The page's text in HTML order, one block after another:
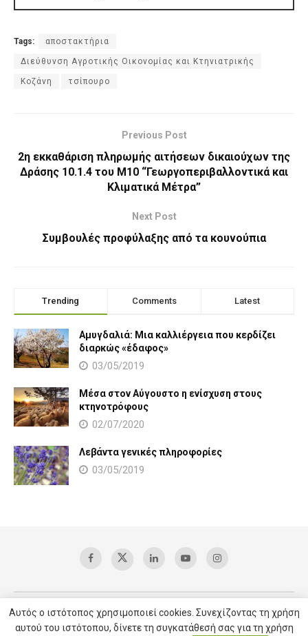
Tags: αποστακτήρια
Διεύθυνση Αγροτικής Οικονομίας και Κτηνιατρικής
Κοζάνη τσίπουρο
Previous Post
2η εκκαθάριση πληρωμής αιτήσεων δικαιούχων της
Δράσης 10.1.4 του Μ10 “Γεωργοπεριβαλλοντικά και
Κλιματικά Μέτρα”
Next Post
Συμβουλές προφύλαξης από τα κουνούπια
Trending Comments Latest
Αμυγδαλιά: Μια καλλιέργεια που κερδίζει
διαρκώς «έδαφος»
03/05/2019
Μέσα στον Αύγουστο η ενίσχυση στους
κτηνοτρόφους
02/07/2020
Λεβάντα γενικές πληροφορίες
03/05/2019
Copyright © 2025 AgroVoice / All right reserved / Υπηρεσίες SEO
Αυτός ο ιστότοπος χρησιμοποιεί cookies. Συνεχίζοντας τη χρήση
αυτού του ιστότοπου, δίνετε τη συγκατάθεσή σας για τη χρήση